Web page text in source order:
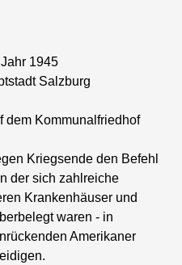
1945
Salzburg
dem Kommunalfriedhof
Kriegsende den Befehl
der sich zahlreiche
Krankenhäuser und
waren - in
Amerikaner